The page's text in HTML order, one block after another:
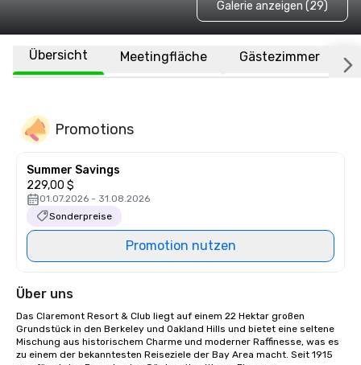
Galerie anzeigen (29)
Übersicht Meetingfläche Gästezimmer
Promotions
Summer Savings
229,00 $
01.07.2026 - 31.08.2026
Sonderpreise
Promotion nutzen
Über uns
Das Claremont Resort & Club liegt auf einem 22 Hektar großen
Grundstück in den Berkeley und Oakland Hills und bietet eine seltene
Mischung aus historischem Charme und moderner Raffinesse, was es
zu einem der bekanntesten Reiseziele der Bay Area macht. Seit 1915